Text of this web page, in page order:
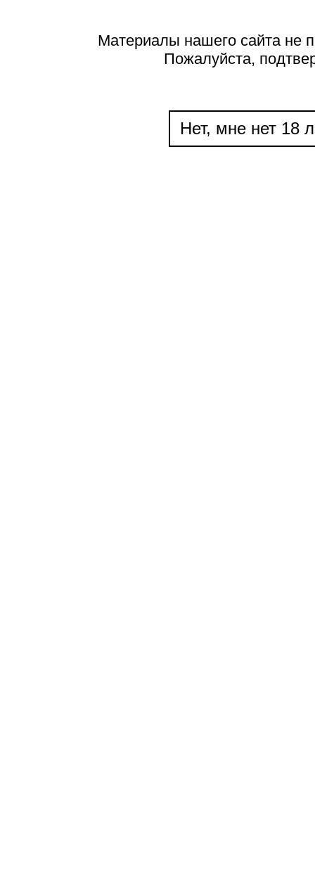
Материалы нашего сайта не
Пожалуйста,
Нет, мне нет 18